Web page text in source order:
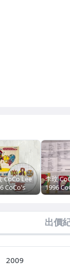
CoCo Lee
CoCo's
新力音樂
版 16首歌
李玟
1996
Party
盒版 錄
帶 附歌
出價
2009